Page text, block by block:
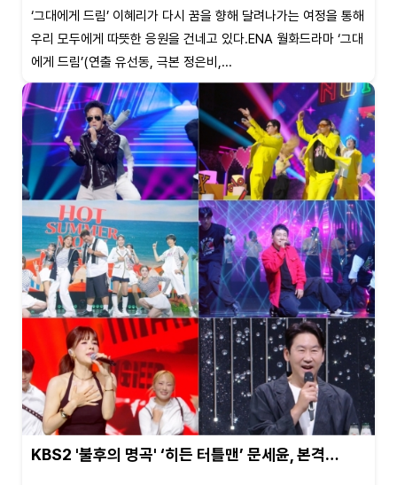
‘그대에게 드림’ 이혜리가 다시 꿈을 향해 달려나가는 여정을 통해
우리 모두에게 따뜻한 응원을 건네고 있다.ENA 월화드라마 ‘그대
에게 드림’(연출 유선동, 극본 정은비,...
KBS2 '불후의 명곡' ‘히든 터틀맨’ 문세윤, 본격…